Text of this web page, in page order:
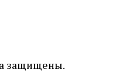
защищены.